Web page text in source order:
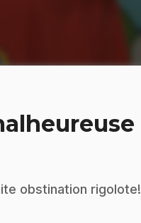
obstination rigolote!